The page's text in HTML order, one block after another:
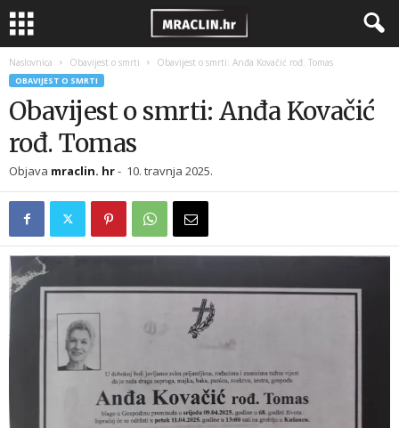
Naslovnica Obavijest o smrti Obavijest o smrti: Anđa Kovačić rođ. Tomas
OBAVIJEST O SMRTI
Obavijest o smrti: Anđa Kovačić
rođ. Tomas
Objava mraclin. hr- 10. travnja 2025.